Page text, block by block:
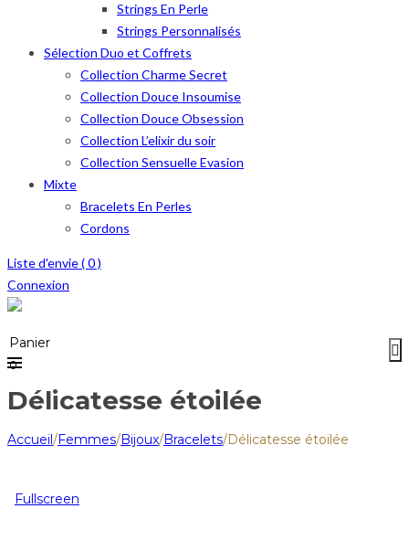
Strings En Perle
Strings Personnalisés
Sélection Duo et Coffrets
Collection Charme Secret
Collection Douce Insoumise
Collection Douce Obsession
Collection L’elixir du soir
Collection Sensuelle Evasion
Mixte
Bracelets En Perles
Cordons
Liste d'envie (0)
Connexion
Panier
0
Délicatesse étoilée
Accueil/Femmes/Bijoux/Bracelets/Délicatesse étoilée
Fullscreen